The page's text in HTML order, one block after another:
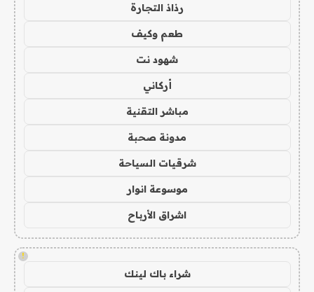
رذاذ التجارة
طعم وكيف
شهود نت
أركاني
مباشر التقنية
مدونة صحبة
شرقيات السياحة
موسوعة انوار
اشراق الأرباح
!
شراء باك لينك